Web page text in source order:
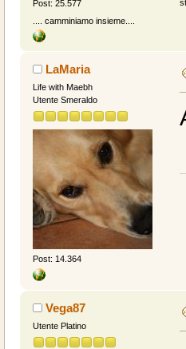
Post: 25.577
.... camminiamo insieme....
LaMaria
Life with Maebh
Utente Smeraldo
Post: 14.364
Vega87
Utente Platino